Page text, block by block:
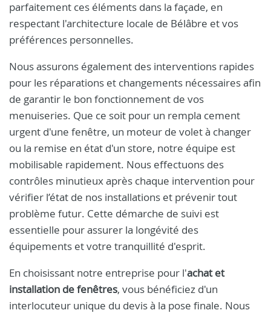
parfaitement ces éléments dans la façade, en
respectant l'architecture locale de Bélâbre et vos
préférences personnelles.
Nous assurons également des interventions rapides
pour les réparations et changements nécessaires afin
de garantir le bon fonctionnement de vos
menuiseries. Que ce soit pour un rempla cement
urgent d'une fenêtre, un moteur de volet à changer
ou la remise en état d'un store, notre équipe est
mobilisable rapidement. Nous effectuons des
contrôles minutieux après chaque intervention pour
vérifier l’état de nos installations et prévenir tout
problème futur. Cette démarche de suivi est
essentielle pour assurer la longévité des
équipements et votre tranquillité d'esprit.
En choisissant notre entreprise pour l'achat et
installation de fenêtres, vous bénéficiez d'un
interlocuteur unique du devis à la pose finale. Nous